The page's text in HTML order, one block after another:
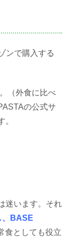
ンで購入する
（外食に比べ
の公式サ
。
迷います。それ
、BASE
食としても役立